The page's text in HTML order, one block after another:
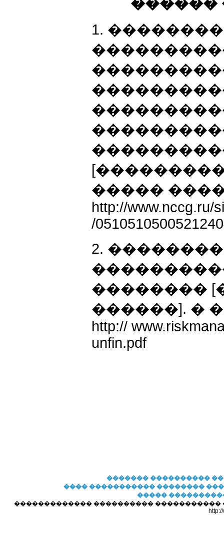
1.
����������.
�����
http://www.nccg.ru/
/
2.
��������
������]. �
http://
unfin.pdf
������� ����������
���� ����������� ��������
�����
������������� ���������� ����������� ���